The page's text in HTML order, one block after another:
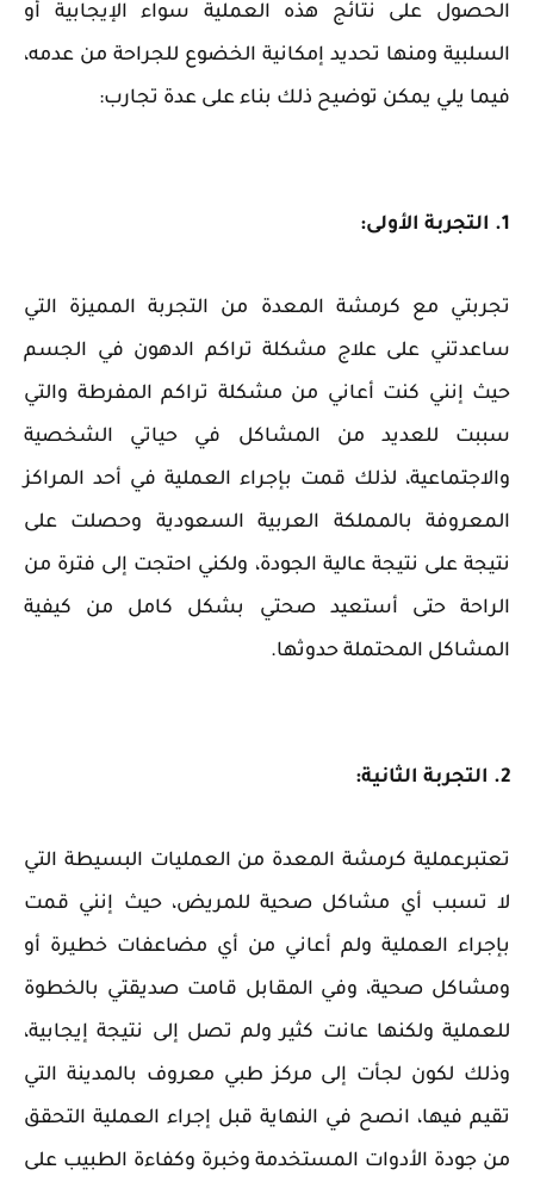
الحصول على نتائج هذه العملية سواء الإيجابية أو
السلبية ومنها تحديد إمكانية الخضوع للجراحة من عدمه،
فيما يلي يمكن توضيح ذلك بناء على عدة تجارب:
1. التجربة الأولى:
تجربتي مع كرمشة المعدة من التجربة المميزة التي
ساعدتني على علاج مشكلة تراكم الدهون في الجسم
حيث إنني كنت أعاني من مشكلة تراكم المفرطة والتي
سببت للعديد من المشاكل في حياتي الشخصية
والاجتماعية، لذلك قمت بإجراء العملية في أحد المراكز
المعروفة بالمملكة العربية السعودية وحصلت على
نتيجة على نتيجة عالية الجودة، ولكني احتجت إلى فترة من
الراحة حتى أستعيد صحتي بشكل كامل من كيفية
المشاكل المحتملة حدوثها.
2. التجربة الثانية:
تعتبرعملية كرمشة المعدة من العمليات البسيطة التي
لا تسبب أي مشاكل صحية للمريض، حيث إنني قمت
بإجراء العملية ولم أعاني من أي مضاعفات خطيرة أو
ومشاكل صحية، وفي المقابل قامت صديقتي بالخطوة
للعملية ولكنها عانت كثير ولم تصل إلى نتيجة إيجابية،
وذلك لكون لجأت إلى مركز طبي معروف بالمدينة التي
تقيم فيها، انصح في النهاية قبل إجراء العملية التحقق
من جودة الأدوات المستخدمة وخبرة وكفاءة الطبيب على